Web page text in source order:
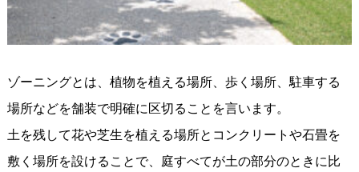
ゾーニングとは、植物を植える場所、歩く場所、駐車する
場所などを舗装で明確に区切ることを言います。
土を残して花や芝生を植える場所とコンクリートや石畳を
敷く場所を設けることで、庭すべてが土の部分のときに比